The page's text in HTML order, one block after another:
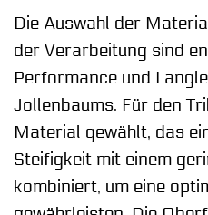
Die Auswahl der
der Verarbeitung sind
Performance und
Jollenbaums. Für den
Material gewählt, das
Steifigkeit mit einem
kombiniert, um eine